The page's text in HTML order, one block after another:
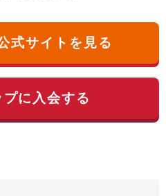
式サイトを見る
に入会する